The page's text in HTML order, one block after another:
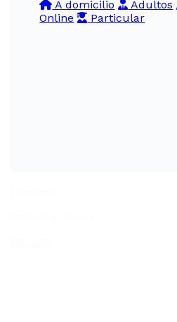
A domicilio
Adultos
Online
Particular